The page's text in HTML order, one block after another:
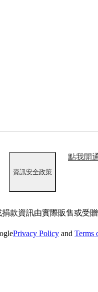
資訊安全政策
點我開
款資訊由實際販售或受
Privacy Policy and Terms